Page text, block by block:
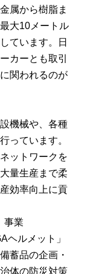
属から樹脂ま
大10メートル
ています。日
カーとも取引
関われるのが
機械や、各種
っています。
ットワークを
量生産まで柔
効率向上に貢
事業
ヘルメット」
蓄品の企画・
体の防災対策